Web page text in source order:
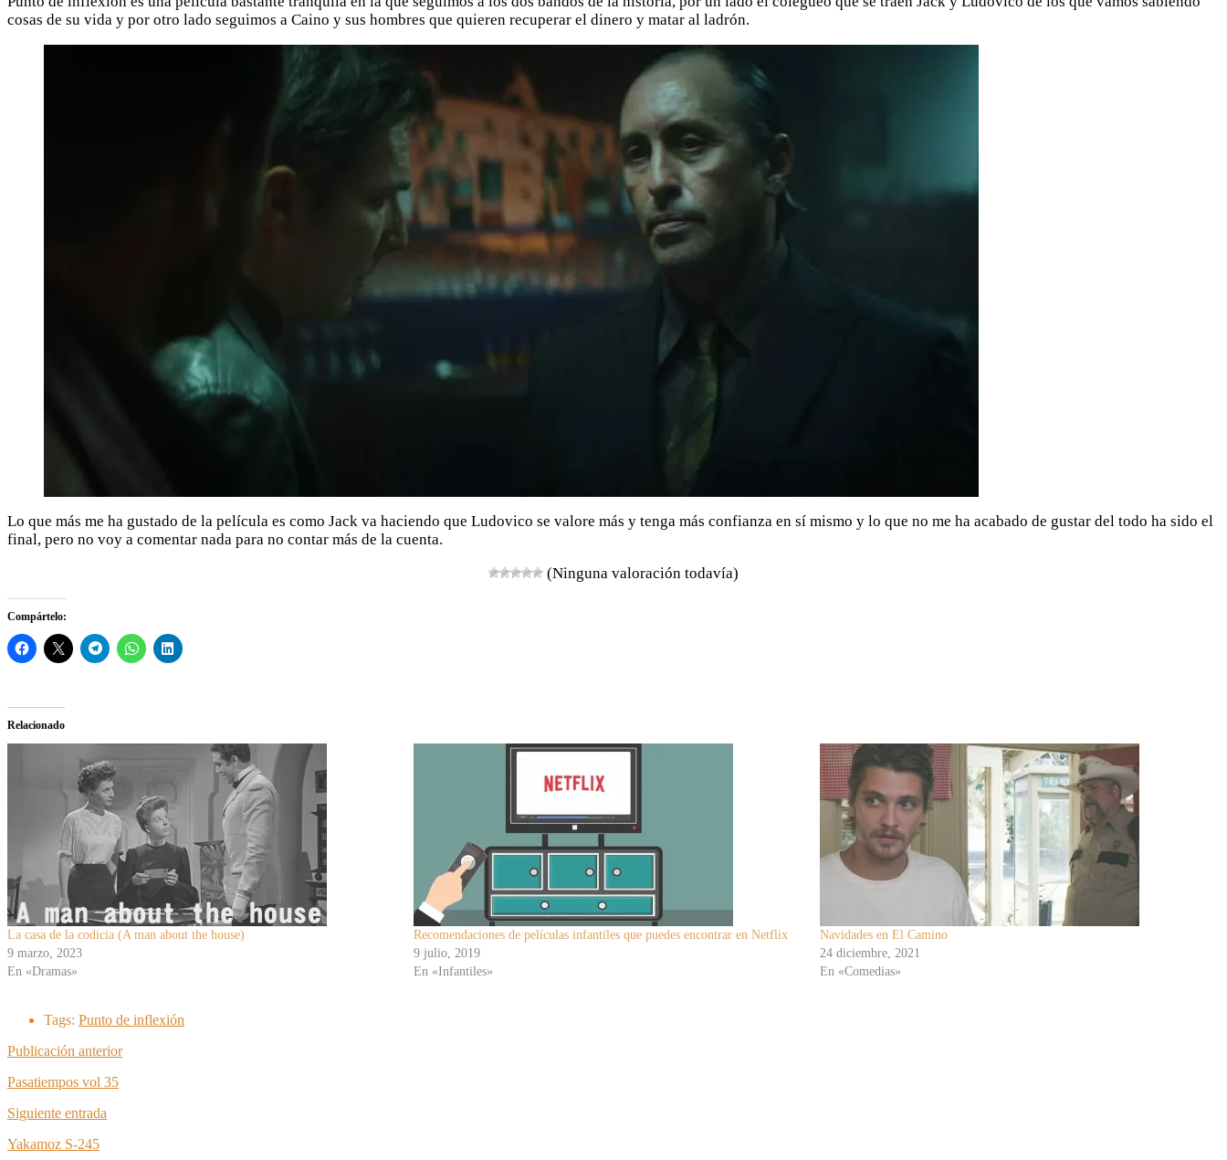
cosas de su vida y por otro lado seguimos a Caino y sus hombres que quieren recuperar el dinero y matar al ladrón.
Lo que más me ha gustado de la película es como Jack va haciendo que Ludovico se valore más y tenga más confianza en sí mismo y lo que no me ha acabado de gustar del todo ha sido el
final, pero no voy a comentar nada para no contar más de la cuenta.
(Ninguna valoración todavía)
Compártelo:
Relacionado
La casa de la codicia (A man about the house)
9 marzo, 2023
En «Dramas»
Recomendaciones de películas infantiles que puedes encontrar en Netflix
9 julio, 2019
En «Infantiles»
Navidades en El Camino
24 diciembre, 2021
En «Comedias»
Tags: Punto de inflexión
Publicación anterior
Pasatiempos vol 35
Siguiente entrada
Yakamoz S-245